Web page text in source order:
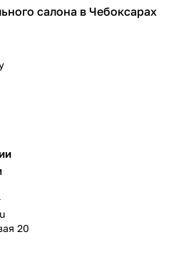
салона в Чебоксарах
20